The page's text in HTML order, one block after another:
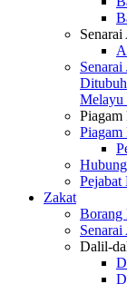
Senarai
Melayu
Piagam
Piagam
Pejabat
Zakat
Borang
Dalil-